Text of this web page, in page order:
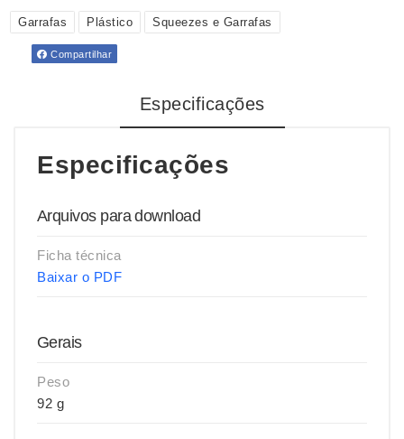
Garrafas Plástico Squeezes e Garrafas
Compartilhar
Especificações
Especificações
Arquivos para download
Ficha técnica
Baixar o PDF
Gerais
Peso
92 g